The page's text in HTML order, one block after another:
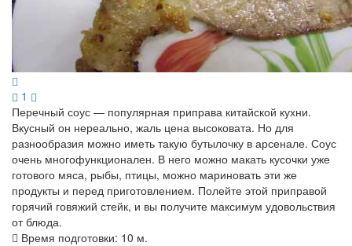
1
Перечный соус — популярная приправа китайской кухни.
Вкусный он нереально, жаль цена высоковата. Но для
разнообразия можно иметь такую бутылочку в арсенале. Соус
очень многофункционален. В него можно макать кусочки уже
готового мяса, рыбы, птицы, можно мариновать эти же
продукты и перед приготовлением. Полейте этой приправой
горячий говяжий стейк, и вы получите максимум удовольствия
от блюда.
Время подготовки: 10 м.